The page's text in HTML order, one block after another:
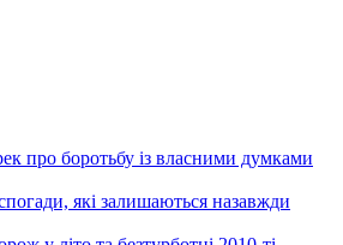
про боротьбу із власними думками
які залишаються назавжди